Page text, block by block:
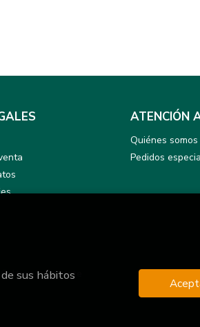
ATENCIÓN
Quiénes somos
Pedidos
y Deporte
sus hábitos